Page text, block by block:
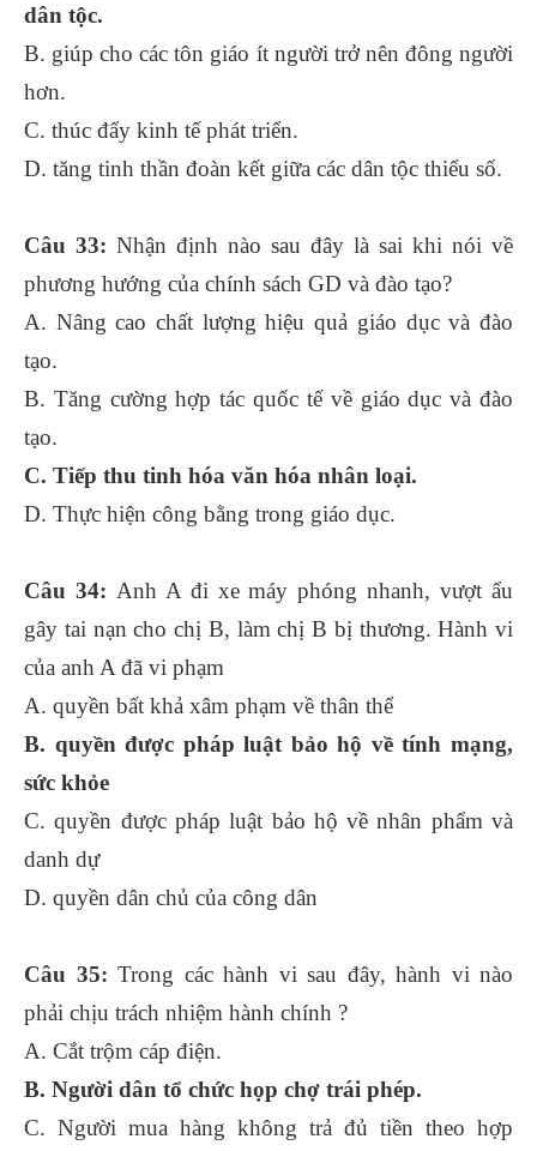
dân tộc.
B. giúp cho các tôn giáo ít người trở nên đông người
hơn.
C. thúc đẩy kinh tế phát triển.
D. tăng tinh thần đoàn kết giữa các dân tộc thiểu số.
Câu 33: Nhận định nào sau đây là sai khi nói về
phương hướng của chính sách GD và đào tạo?
A. Nâng cao chất lượng hiệu quả giáo dục và đào
tạo.
B. Tăng cường hợp tác quốc tế về giáo dục và đào
tạo.
C. Tiếp thu tinh hóa văn hóa nhân loại.
D. Thực hiện công bằng trong giáo dục.
Câu 34: Anh A đi xe máy phóng nhanh, vượt ẩu
gây tai nạn cho chị B, làm chị B bị thương. Hành vi
của anh A đã vi phạm
A. quyền bất khả xâm phạm về thân thể
B. quyền được pháp luật bảo hộ về tính mạng,
sức khỏe
C. quyền được pháp luật bảo hộ về nhân phẩm và
danh dự
D. quyền dân chủ của công dân
Câu 35: Trong các hành vi sau đây, hành vi nào
phải chịu trách nhiệm hành chính ?
A. Cắt trộm cáp điện.
B. Người dân tổ chức họp chợ trái phép.
C. Người mua hàng không trả đủ tiền theo hợp